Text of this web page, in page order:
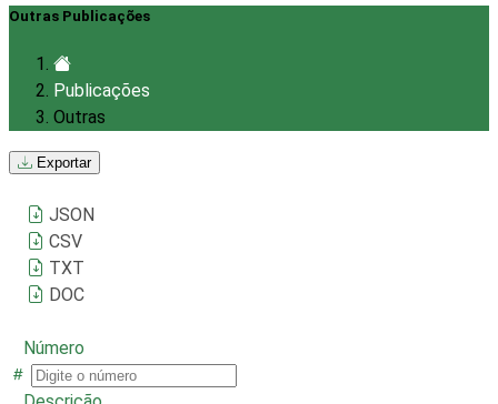
Outras Publicações
Publicações
Outras
Exportar
JSON
CSV
TXT
DOC
Número